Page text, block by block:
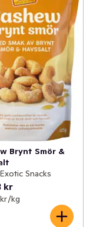
Brynt Smör &
Snacks
kr
/kg